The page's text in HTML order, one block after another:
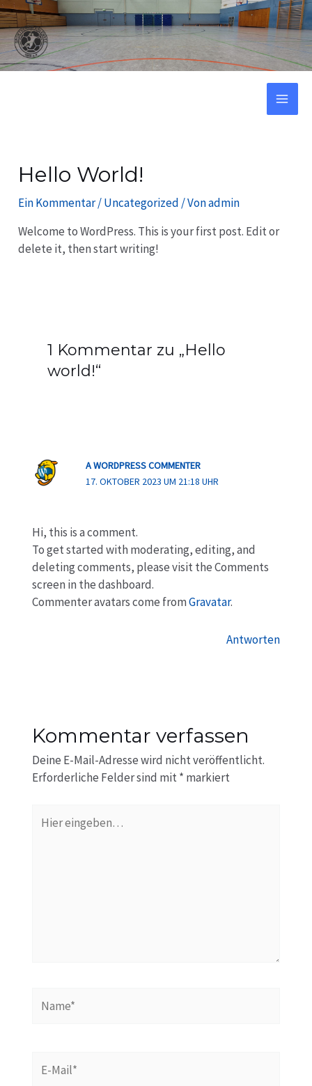
Zum
Inhalt
springen
Hello World!
Ein Kommentar/Uncategorized / Vonadmin
Welcome to WordPress. This is your first post. Edit or
delete it, then start writing!
1 Kommentar zu „Hello
world!“
A WORDPRESS COMMENTER
17. OKTOBER 2023 UM 21:18 UHR
Hi, this is a comment.
To get started with moderating, editing, and
deleting comments, please visit the Comments
screen in the dashboard.
Commenter avatars come fromGravatar.
Antworten
Kommentar verfassen
Deine E-Mail-Adresse wird nicht veröffentlicht.
Erforderliche Felder sind mit* markiert
eingeben…
Mail*